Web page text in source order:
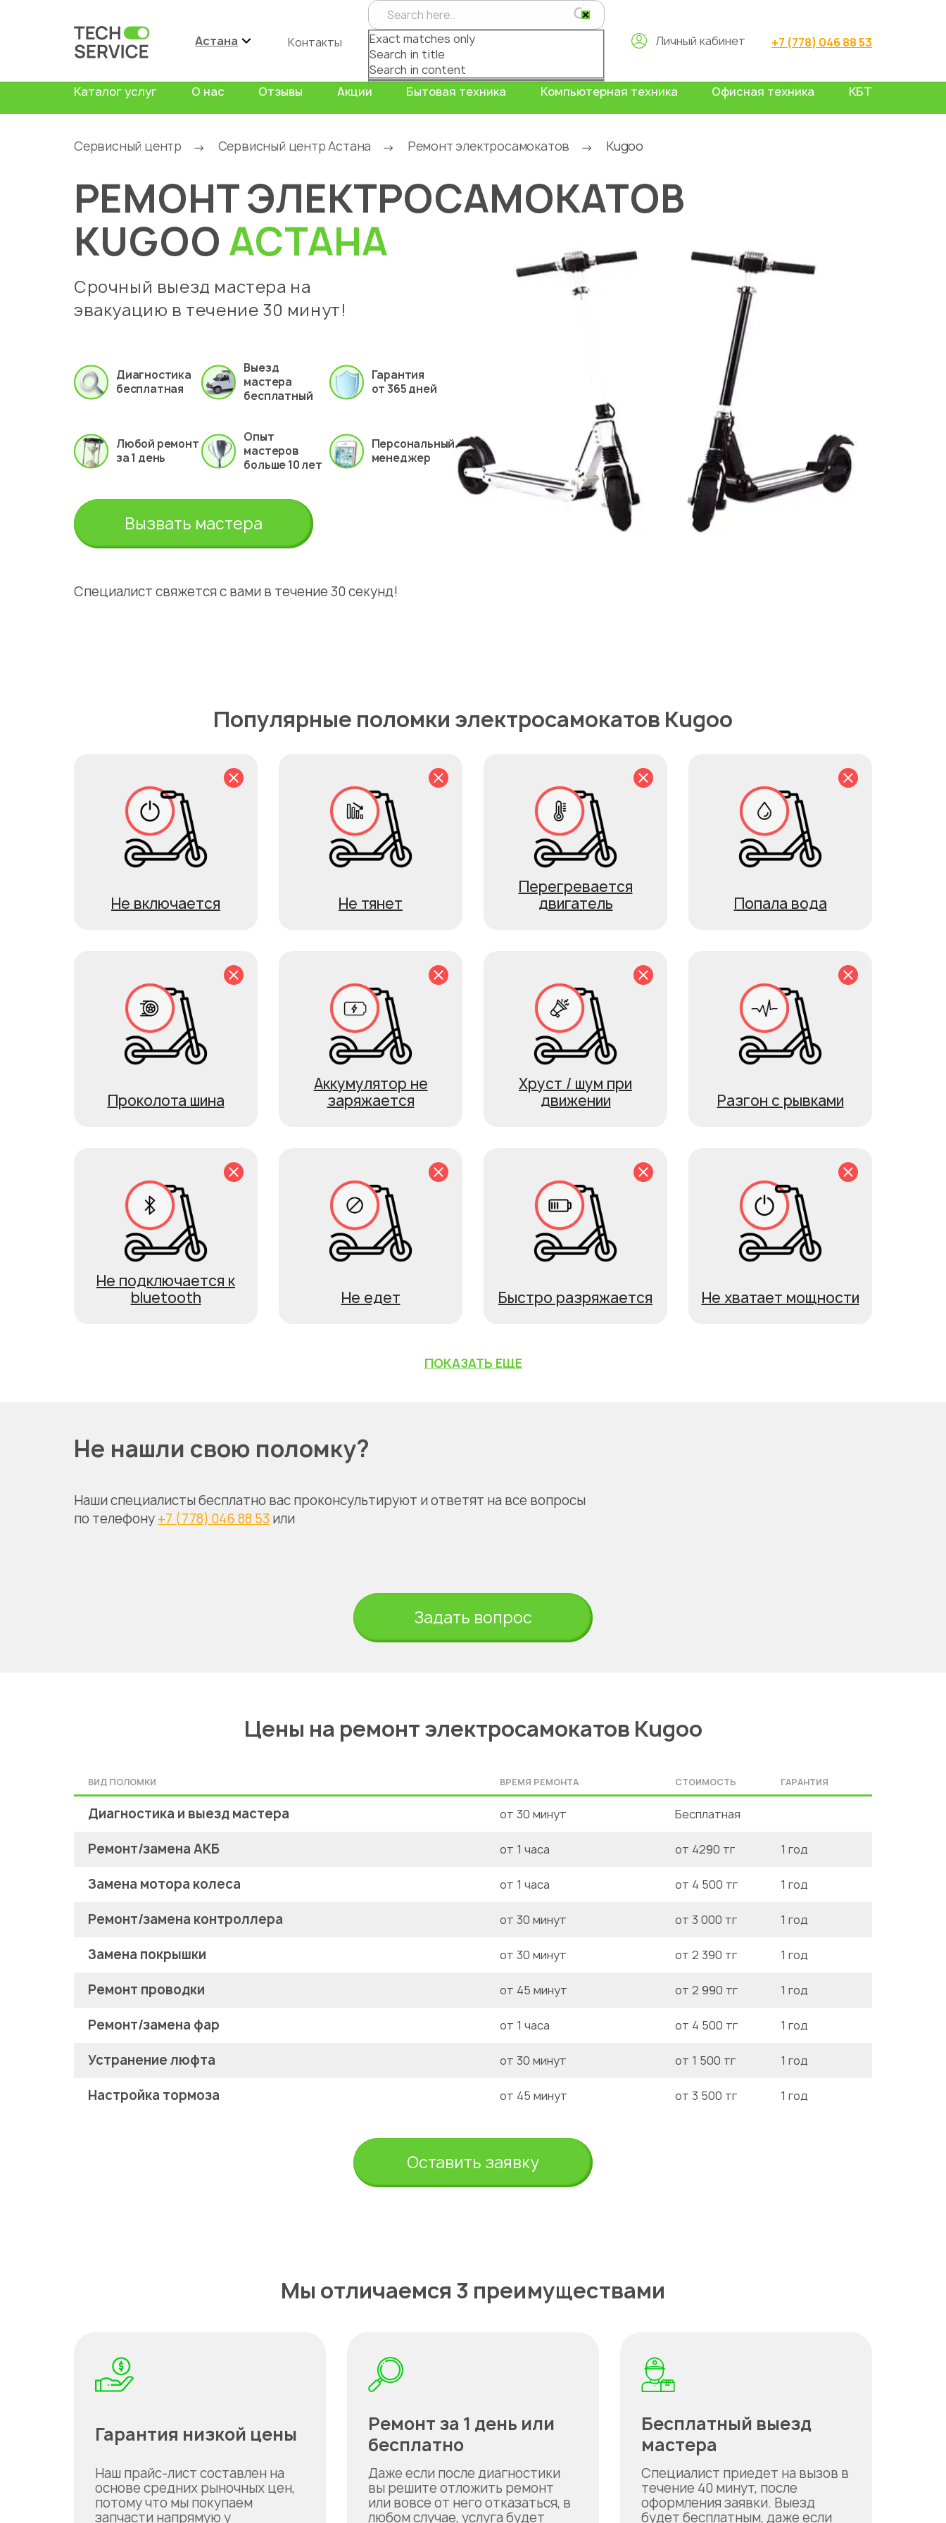
Астана Контакты
Exact matches only
Search in title
Search in content
Личный кабинет +7 (778) 046 88 53
Каталог услуг О нас Отзывы Акции Бытовая техника Компьютерная техника Офисная техника КБТ
Сервисный центр → Сервисный центр Астана → Ремонт электросамокатов → Kugoo
РЕМОНТ ЭЛЕКТРОСАМОКАТОВ
KUGOO АСТАНА
Срочный выезд мастера на
эвакуацию в течение 30 минут!
Диагностика
бесплатная
Выезд
мастера
бесплатный
Гарантия
от 365 дней
Любой ремонт
за 1 день
Опыт
мастеров
больше 10 лет
Персональный
менеджер
Вызвать мастера
Специалист свяжется с вами в течение 30 секунд!
Популярные поломки электросамокатов Kugoo
Не включается Не тянет
Перегревается
двигатель
Попала вода
Проколота шина
Аккумулятор не
заряжается
Хруст / шум при
движении
Разгон с рывками
Не подключается к
bluetooth
Не едет Быстро разряжается Не хватает мощности
ПОКАЗАТЬ ЕЩЕ
Не нашли свою поломку?
Наши специалисты бесплатно вас проконсультируют и ответят на все вопросы
по телефону +7 (778) 046 88 53 или
Задать вопрос
Цены на ремонт электросамокатов Kugoo
ВИД ПОЛОМКИ ВРЕМЯ РЕМОНТА СТОИМОСТЬ ГАРАНТИЯ
Диагностика и выезд мастера от 30 минут Бесплатная
Ремонт/замена АКБ от 1 часа от 4290 тг 1 год
Замена мотора колеса от 1 часа от 4 500 тг 1 год
Ремонт/замена контроллера от 30 минут от 3 000 тг 1 год
Замена покрышки от 30 минут от 2 390 тг 1 год
Ремонт проводки от 45 минут от 2 990 тг 1 год
Ремонт/замена фар от 1 часа от 4 500 тг 1 год
Устранение люфта от 30 минут от 1 500 тг 1 год
Настройка тормоза от 45 минут от 3 500 тг 1 год
Оставить заявку
Мы отличаемся 3 преимуществами
Гарантия низкой цены
Наш прайс-лист составлен на
основе средних рыночных цен,
потому что мы покупаем
запчасти напрямую у
Ремонт за 1 день или
бесплатно
Даже если после диагностики
вы решите отложить ремонт
или вовсе от него отказаться, в
любом случае, услуга будет
Бесплатный выезд
мастера
Специалист приедет на вызов в
течение 40 минут, после
оформления заявки. Выезд
будет бесплатным, даже если